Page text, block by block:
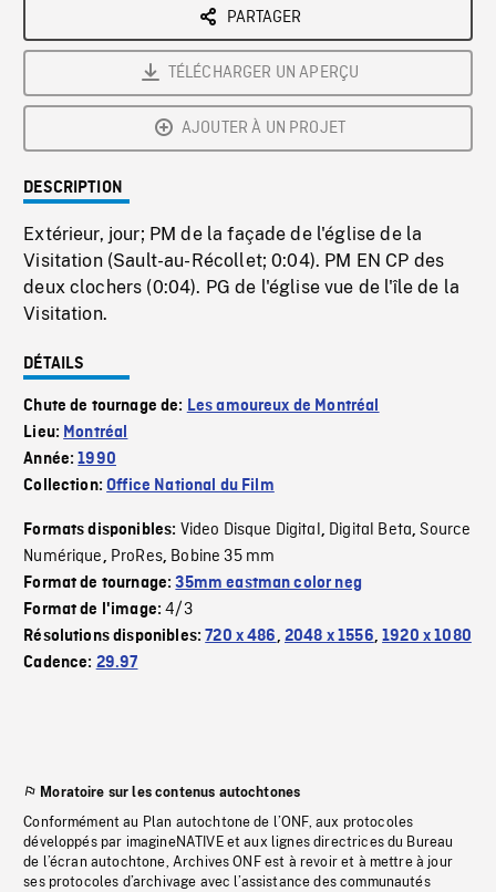
PARTAGER
TÉLÉCHARGER UN APERÇU
AJOUTER À UN PROJET
DESCRIPTION
Extérieur, jour; PM de la façade de l'église de la
Visitation (Sault-au-Récollet; 0:04). PM EN CP des
deux clochers (0:04). PG de l'église vue de l'île de la
Visitation.
DÉTAILS
Chute de tournage de: Les amoureux de Montréal
Lieu: Montréal
Année:1990
Collection:Office National du Film
Formats disponibles: Video Disque Digital, Digital Beta,Source
Numérique, ProRes, Bobine 35 mm
Format de tournage:35mm eastman color neg
Format de l'image:4/3
Résolutions disponibles:720 x 486, 2048 x 1556,1920 x 1080
Cadence: 29.97
Moratoire sur les contenus autochtones
Conformément au Plan autochtone de l’ONF, aux protocoles
développés par imagineNATIVE et aux lignes directrices du Bureau
de l’écran autochtone, Archives ONF est à revoir et à mettre à jour
ses protocoles d’archivage avec l’assistance des communautés